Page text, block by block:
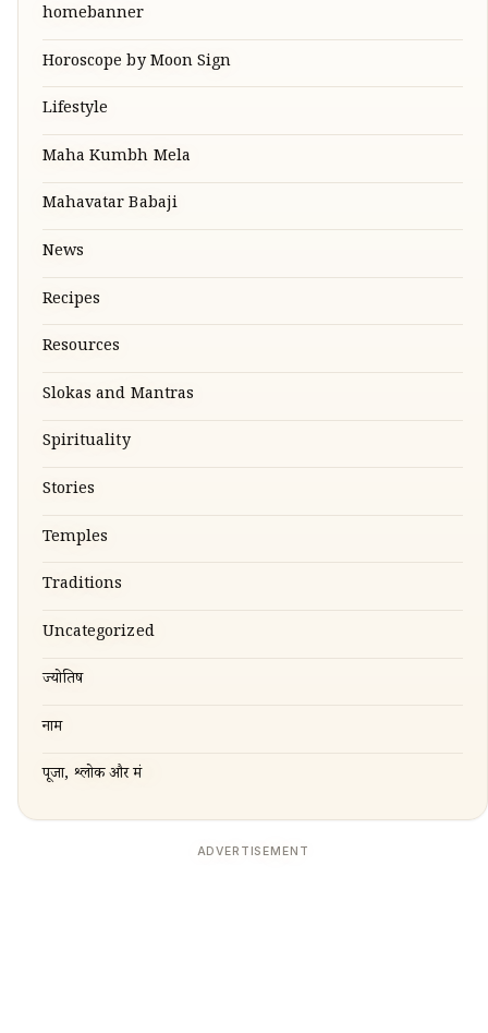
homebanner
Horoscope by Moon Sign
Lifestyle
Maha Kumbh Mela
Mahavatar Babaji
News
Recipes
Resources
Slokas and Mantras
Spirituality
Stories
Temples
Traditions
Uncategorized
ज्योतिष
नाम
पूजा, श्लोक और मंत्र
ADVERTISEMENT